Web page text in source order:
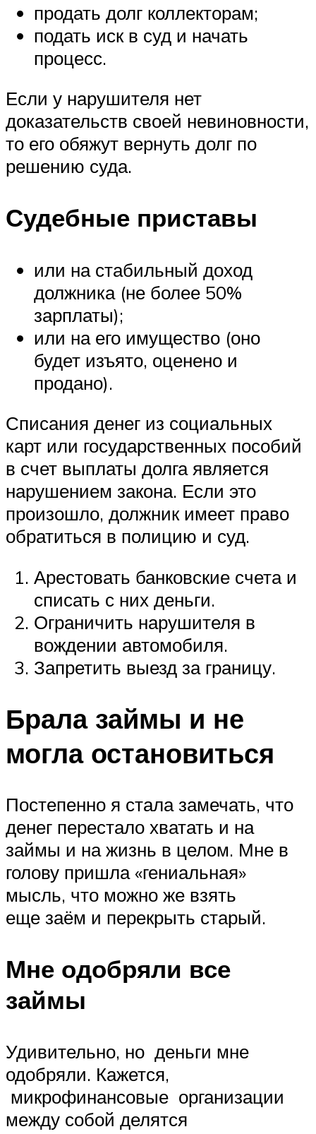
продать долг коллекторам;
подать иск в суд и начать
процесс.
Если у нарушителя нет
доказательств своей невиновности,
то его обяжут вернуть долг по
решению суда.
Судебные приставы
или на стабильный доход
должника (не более 50%
зарплаты);
или на его имущество (оно
будет изъято, оценено и
продано).
Списания денег из социальных
карт или государственных пособий
в счет выплаты долга является
нарушением закона. Если это
произошло, должник имеет право
обратиться в полицию и суд.
Арестовать банковские счета и
списать с них деньги.
Ограничить нарушителя в
вождении автомобиля.
Запретить выезд за границу.
Брала займы и не
могла остановиться
Постепенно я стала замечать, что
денег перестало хватать и на
займы и на жизнь в целом. Мне в
голову пришла «гениальная»
мысль, что можно же взять
еще заём и перекрыть старый.
Мне одобряли все
займы
Удивительно, но деньги мне
одобряли. Кажется,
микрофинансовые организации
между собой делятся